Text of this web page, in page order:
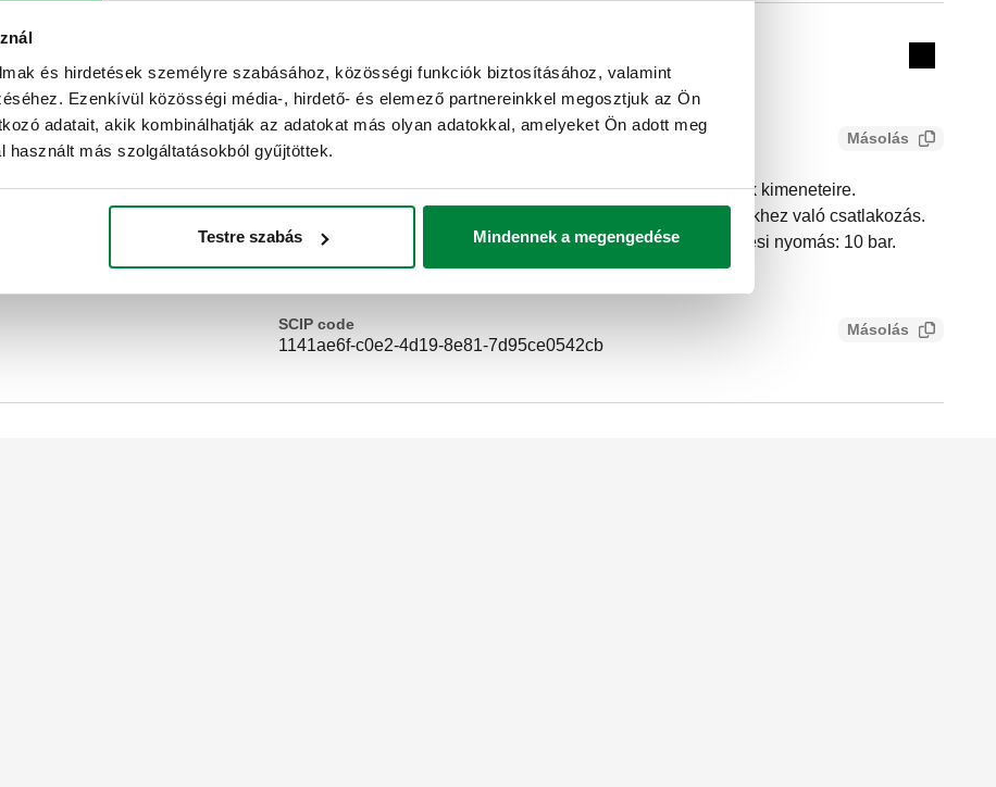
és hirdetések személyre szabásához, közösségi funkciók biztosításához, valamint
Ezenkívül közösségi média-, hirdető- és elemező partnereinkkel megosztjuk az Ön
adatait, akik kombinálhatják az adatokat más olyan adatokkal, amelyeket Ön adott meg
használt más szolgáltatásokból gyűjtöttek.
Testre szabás Mindennek a megengedése
rögzítő anya
Collapse
Tender szövege Másolás
CALEFFI, 385000. Elzáró golyós tömítés, az elosztó csőcsonk kimeneteire.
Fogantyúval. Csatlakozások 1: 23 p.1,5 F, Caleffi szerelvényekhez való csatlakozás.
Csatlakozások 2: 23 p. 1,5 M, rögzítő anya. Maximális működési nyomás: 10 bar.
Közeg hőmérséklet tartomány: 5–100 °C.
SCIP code
1141ae6f-c0e2-4d19-8e81-7d95ce0542cb
Másolás